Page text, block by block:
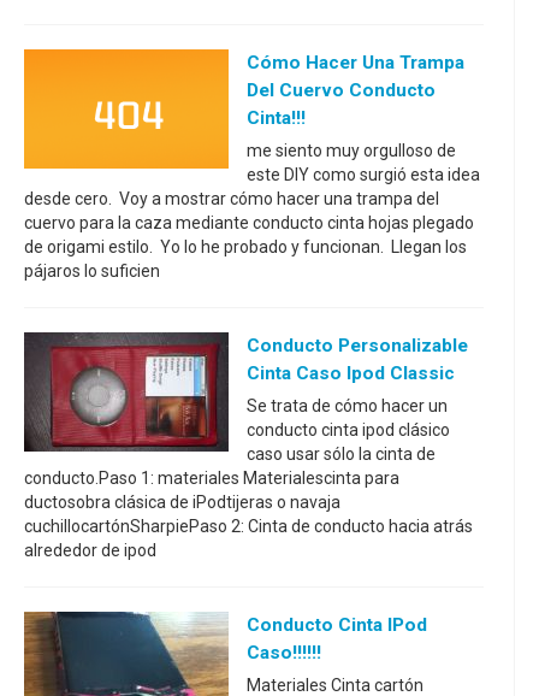
Cómo Hacer Una Trampa
Del Cuervo Conducto
Cinta!!!
me siento muy orgulloso de
este DIY como surgió esta idea
desde cero. Voy a mostrar cómo hacer una trampa del
cuervo para la caza mediante conducto cinta hojas plegado
de origami estilo. Yo lo he probado y funcionan. Llegan los
pájaros lo suficien
Conducto Personalizable
Cinta Caso Ipod Classic
Se trata de cómo hacer un
conducto cinta ipod clásico
caso usar sólo la cinta de
conducto.Paso 1: materiales Materialescinta para
ductosobra clásica de iPodtijeras o navaja
cuchillocartónSharpiePaso 2: Cinta de conducto hacia atrás
alrededor de ipod
Conducto Cinta IPod
Caso!!!!!!
Materiales Cinta cartón